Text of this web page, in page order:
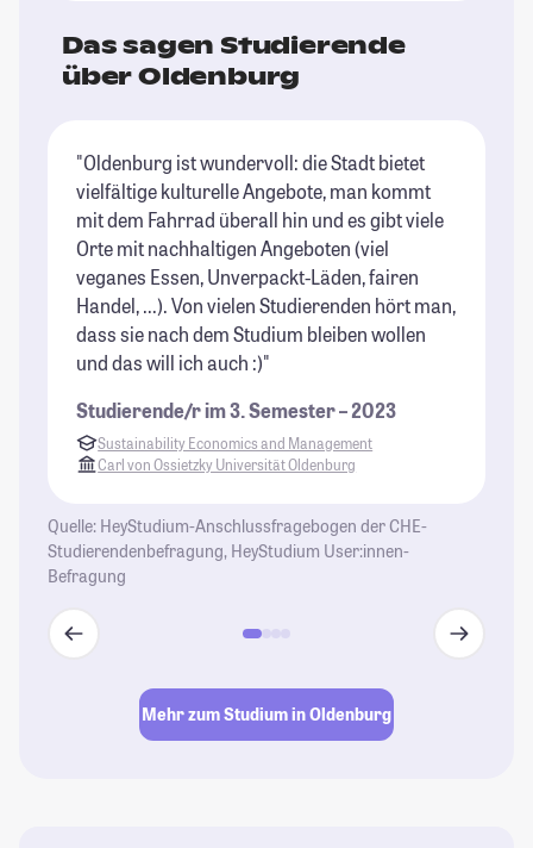
Das sagen Studierende
über Oldenburg
"Oldenburg ist wundervoll: die Stadt bietet
vielfältige kulturelle Angebote, man kommt
mit dem Fahrrad überall hin und es gibt viele
Orte mit nachhaltigen Angeboten (viel
veganes Essen, Unverpackt-Läden, fairen
Handel, ...). Von vielen Studierenden hört man,
dass sie nach dem Studium bleiben wollen
und das will ich auch :)"
Studierende/r im 3. Semester – 2023
Sustainability Economics and Management
Carl von Ossietzky Universität Oldenburg
Quelle: HeyStudium-Anschlussfragebogen der CHE-
Studierendenbefragung, HeyStudium User:innen-
Befragung
Mehr zum Studium in Oldenburg